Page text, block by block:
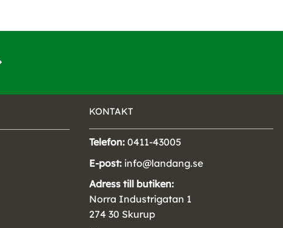
KONTAKT
Telefon: 0411-43005
E-post: info@landang.se
Adress till butiken:
Norra Industrigatan 1
274 30 Skurup